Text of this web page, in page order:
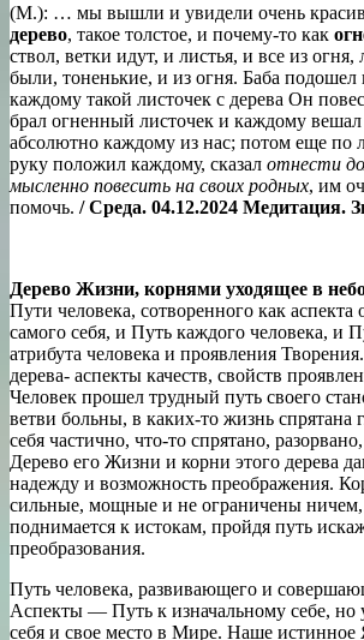
(М.): … мы вышли и увидели очень
дерево, такое толстое, и почему-то как
ствол, ветки идут, и листья, и все из огня,
были, тоненькие, и из огня. Баба подошел
каждому такой листочек с дерева Он
брал огненный листочек и каждому вешал
абсолютно каждому из нас; потом еще по
руку положил каждому, сказал отнести
мысленно повесить на своих родных, им
помочь. / Среда. 04.12.2024 Медитация.
Дерево Жизни, корнями уходящее в
Пути человека, сотворенного как
самого себя, и Путь каждого человека, и
атрибута человека и проявления
дерева- аспекты качеств, свойств
Человек прошел трудный путь своего
ветви больны, в каких-то жизнь спрятана
себя частично, что-то спрятано,
Дерево его Жизни и корни этого дерева
надежду и возможность преображения.
сильные, мощные и не ограничены ничем,
поднимается к истокам, пройдя путь
преобразования.
Путь человека, развивающего и
Аспекты — Путь к изначальному себе, но
себя и свое место в Мире. Наше истинное